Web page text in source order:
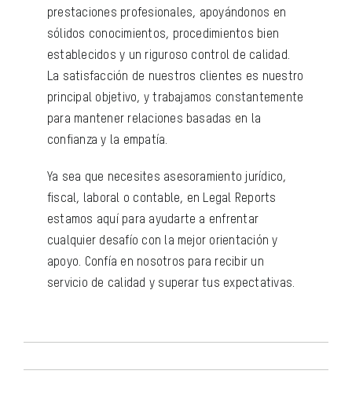
prestaciones profesionales, apoyándonos en
sólidos conocimientos, procedimientos bien
establecidos y un riguroso control de calidad.
La satisfacción de nuestros clientes es nuestro
principal objetivo, y trabajamos constantemente
para mantener relaciones basadas en la
confianza y la empatía.
Ya sea que necesites asesoramiento jurídico,
fiscal, laboral o contable, en Legal Reports
estamos aquí para ayudarte a enfrentar
cualquier desafío con la mejor orientación y
apoyo. Confía en nosotros para recibir un
servicio de calidad y superar tus expectativas.